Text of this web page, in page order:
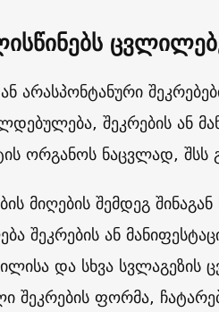
არასპონტანური
შეკრების ან
ორგანოს ნაცვლად,
მიღების შემდეგ შინაგან
შეკრების ან
და სხვა სვლაგეზის
შეკრების ფორმა,